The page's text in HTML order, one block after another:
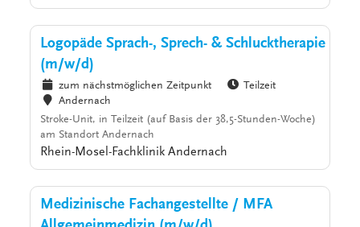
Logopäde Sprach-, Sprech- & Schlucktherapie
(m/w/d)
zum nächstmöglichen Zeitpunkt
Teilzeit
Andernach
Stroke-Unit, in Teilzeit (auf Basis der 38,5-Stunden-Woche)
am Standort Andernach
Rhein-Mosel-Fachklinik Andernach
Medizinische Fachangestellte / MFA